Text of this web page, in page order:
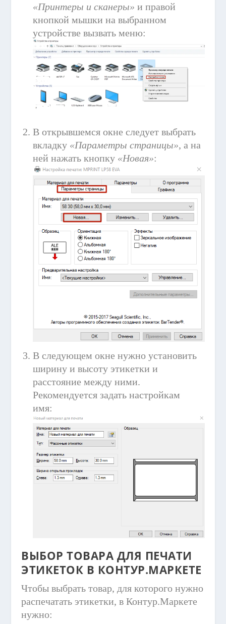
«Принтеры и сканеры» и правой
кнопкой мышки на выбранном
устройстве вызвать меню:
В открывшемся окне следует выбрать
вкладку «Параметры страницы», а на
ней нажать кнопку «Новая»:
В следующем окне нужно установить
ширину и высоту этикетки и
расстояние между ними.
Рекомендуется задать настройкам
имя:
ВЫБОР ТОВАРА ДЛЯ ПЕЧАТИ
ЭТИКЕТОК В КОНТУР.МАРКЕТЕ
Чтобы выбрать товар, для которого нужно
распечатать этикетки, в Контур.Маркете
нужно: